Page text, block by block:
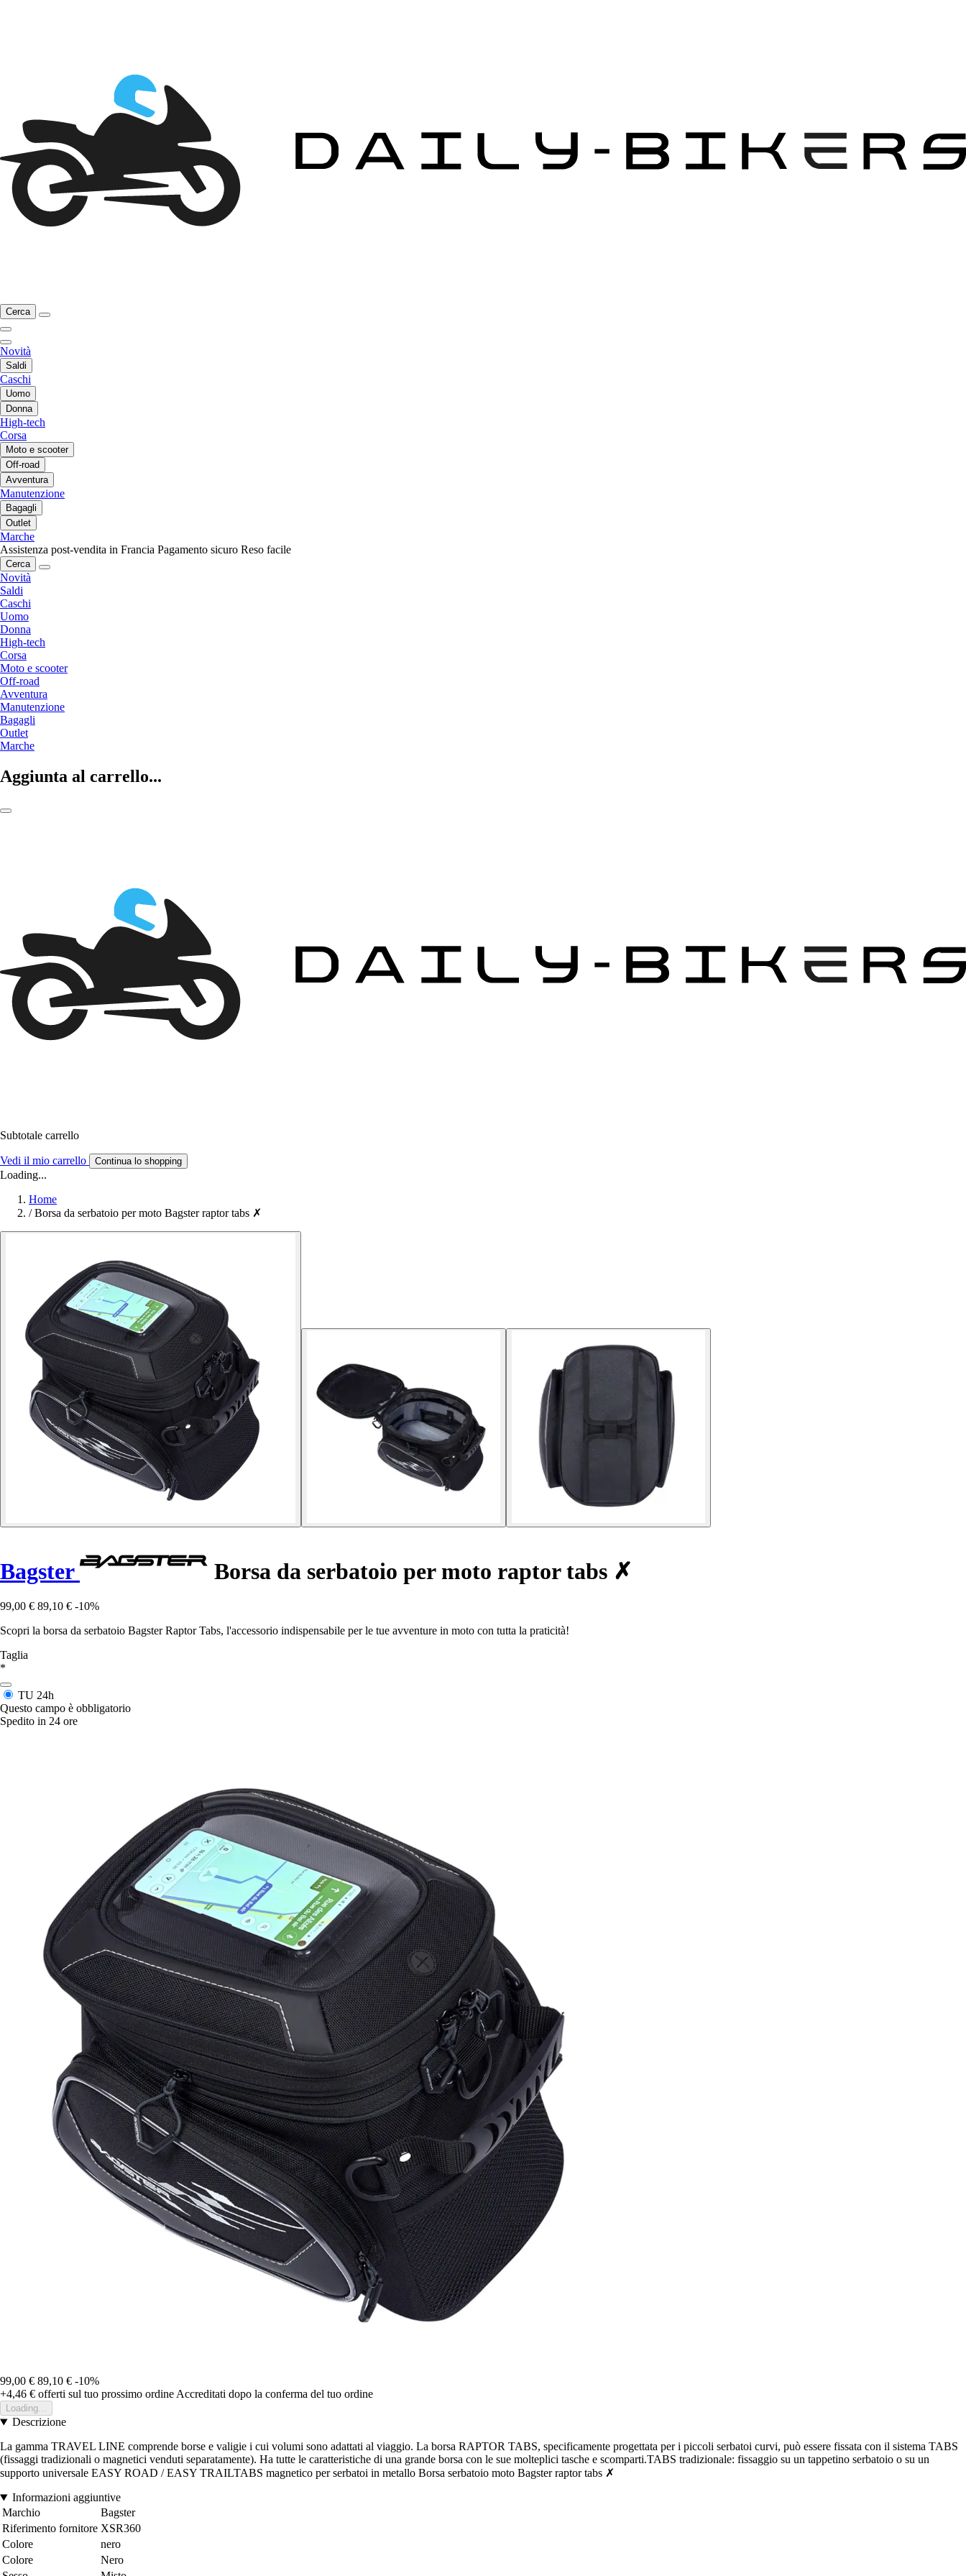
Cerca
Novità
Saldi
Caschi
Uomo
Donna
High-tech
Corsa
Moto e scooter
Off-road
Avventura
Manutenzione
Bagagli
Outlet
Marche
Assistenza post-vendita in Francia Pagamento sicuro Reso facile
Cerca
Novità
Saldi
Caschi
Uomo
Donna
High-tech
Corsa
Moto e scooter
Off-road
Avventura
Manutenzione
Bagagli
Outlet
Marche
Aggiunta al carrello...
Subtotale carrello
Vedi il mio carrello Continua lo shopping
Loading...
Home
/ Borsa da serbatoio per moto Bagster raptor tabs ✗
Bagster Borsa da serbatoio per moto raptor tabs ✗
99,00 € 89,10 € -10%
Scopri la borsa da serbatoio Bagster Raptor Tabs, l'accessorio indispensabile per le tue avventure in moto con tutta la praticità!
Taglia
*
TU 24h
Questo campo è obbligatorio
Spedito in 24 ore
99,00 € 89,10 € -10%
+4,46 € offerti sul tuo prossimo ordine Accreditati dopo la conferma del tuo ordine
Loading...
Descrizione
La gamma TRAVEL LINE comprende borse e valigie i cui volumi sono adattati al viaggio. La borsa RAPTOR TABS, specificamente progettata per i piccoli serbatoi curvi, può essere fissata con il sistema TABS
(fissaggi tradizionali o magnetici venduti separatamente). Ha tutte le caratteristiche di una grande borsa con le sue molteplici tasche e scomparti.TABS tradizionale: fissaggio su un tappetino serbatoio o su un
supporto universale EASY ROAD / EASY TRAILTABS magnetico per serbatoi in metallo Borsa serbatoio moto Bagster raptor tabs ✗
Informazioni aggiuntive
Marchio
Bagster
Riferimento fornitore XSR360
Colore
nero
Colore
Nero